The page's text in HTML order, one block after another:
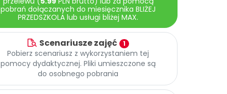
pobrań dołączanych do miesięcznika BLIŻEJ
PRZEDSZKOLA lub usługi bliżej MAX.
Scenariusze zajęć 1
Pobierz scenariusz z wykorzystaniem tej
pomocy dydaktycznej. Pliki umieszczone są
do osobnego pobrania